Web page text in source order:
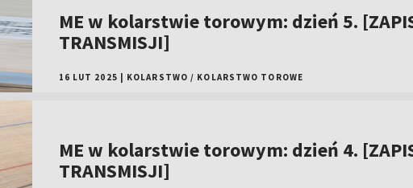
ME w kolarstwie torowym: dzień 5.
TRANSMISJI]
16 LUT 2025 KOLARSTWO / KOLARSTWO TOROWE
ME w kolarstwie torowym: dzień 4.
TRANSMISJI]